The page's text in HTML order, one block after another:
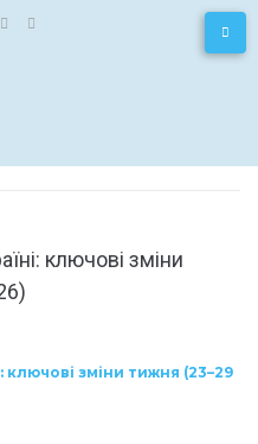
ключові зміни
ключові зміни тижня (23–29